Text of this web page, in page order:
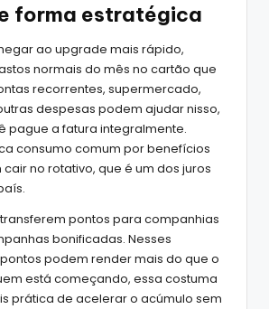
forma estratégica
ao upgrade mais rápido,
normais do mês no cartão que
recorrentes, supermercado,
despesas podem ajudar nisso,
pague a fatura integralmente.
consumo comum por benefícios
no rotativo, que é um dos juros
pontos para companhias
bonificadas. Nesses
podem render mais do que o
está começando, essa costuma
prática de acelerar o acúmulo sem